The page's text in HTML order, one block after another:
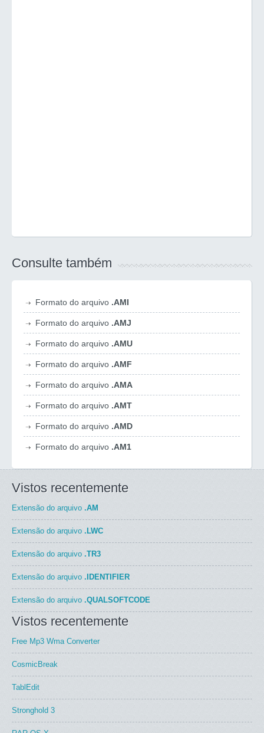
Consulte também
Formato do arquivo .AMI
Formato do arquivo .AMJ
Formato do arquivo .AMU
Formato do arquivo .AMF
Formato do arquivo .AMA
Formato do arquivo .AMT
Formato do arquivo .AMD
Formato do arquivo .AM1
Vistos recentemente
Extensão do arquivo .AM
Extensão do arquivo .LWC
Extensão do arquivo .TR3
Extensão do arquivo .IDENTIFIER
Extensão do arquivo .QUALSOFTCODE
Vistos recentemente
Free Mp3 Wma Converter
CosmicBreak
TablEdit
Stronghold 3